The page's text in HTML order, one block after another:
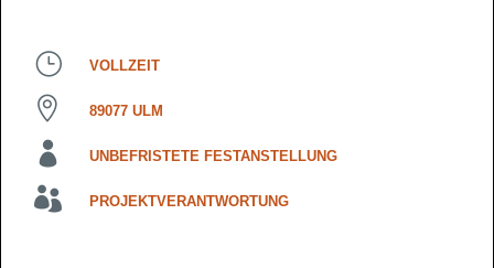
VOLLZEIT
89077 ULM
UNBEFRISTETE FESTANSTELLUNG
PROJEKTVERANTWORTUNG